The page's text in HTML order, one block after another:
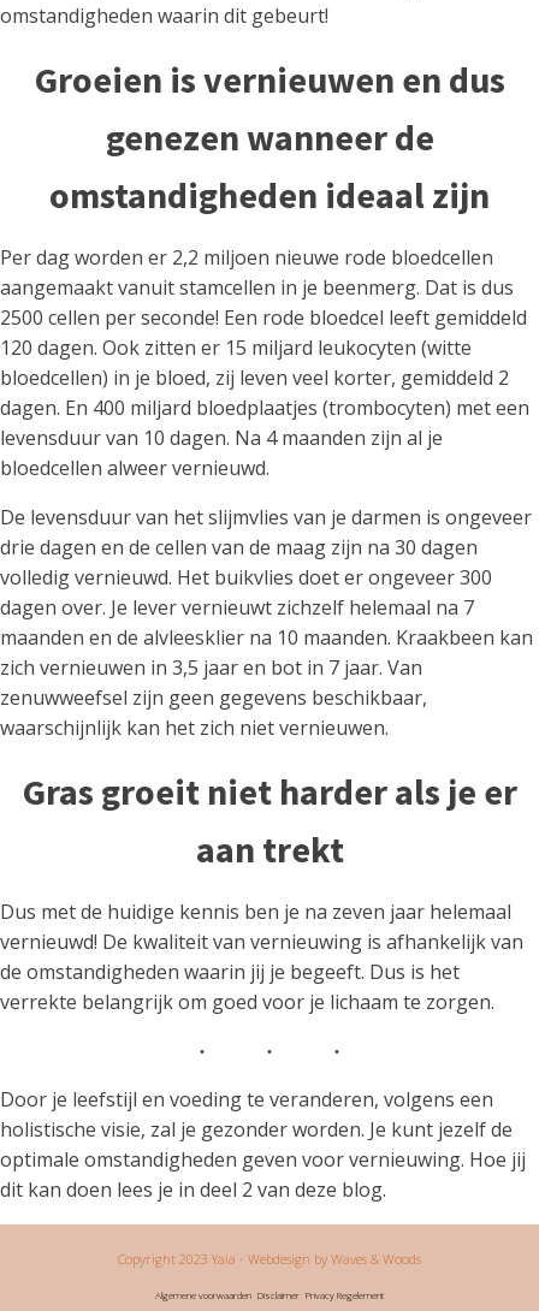
omstandigheden waarin dit gebeurt!
Groeien is vernieuwen en dus
genezen wanneer de
omstandigheden ideaal zijn
Per dag worden er 2,2 miljoen nieuwe rode bloedcellen
aangemaakt vanuit stamcellen in je beenmerg. Dat is dus
2500 cellen per seconde! Een rode bloedcel leeft gemiddeld
120 dagen. Ook zitten er 15 miljard leukocyten (witte
bloedcellen) in je bloed, zij leven veel korter, gemiddeld 2
dagen. En 400 miljard bloedplaatjes (trombocyten) met een
levensduur van 10 dagen. Na 4 maanden zijn al je
bloedcellen alweer vernieuwd.
De levensduur van het slijmvlies van je darmen is ongeveer
drie dagen en de cellen van de maag zijn na 30 dagen
volledig vernieuwd. Het buikvlies doet er ongeveer 300
dagen over. Je lever vernieuwt zichzelf helemaal na 7
maanden en de alvleesklier na 10 maanden. Kraakbeen kan
zich vernieuwen in 3,5 jaar en bot in 7 jaar. Van
zenuwweefsel zijn geen gegevens beschikbaar,
waarschijnlijk kan het zich niet vernieuwen.
Gras groeit niet harder als je er
aan trekt
Dus met de huidige kennis ben je na zeven jaar helemaal
vernieuwd! De kwaliteit van vernieuwing is afhankelijk van
de omstandigheden waarin jij je begeeft. Dus is het
verrekte belangrijk om goed voor je lichaam te zorgen.
Door je leefstijl en voeding te veranderen, volgens een
holistische visie, zal je gezonder worden. Je kunt jezelf de
optimale omstandigheden geven voor vernieuwing. Hoe jij
dit kan doen lees je in deel 2 van deze blog.
Copyright 2023 Yaia - Webdesign by Waves & Woods
Algemene voorwaarden Disclaimer Privacy Regelement